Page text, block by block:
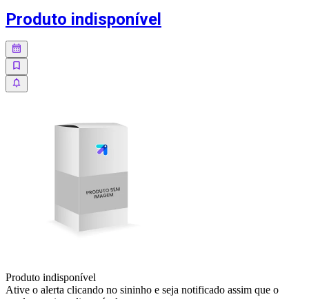
Produto indisponível
Produto indisponível
Ative o alerta clicando no sininho e seja notificado assim que o